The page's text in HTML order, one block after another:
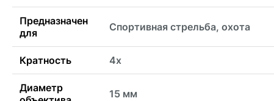
Предназначен
для
Спортивная стрельба, охота
Кратность 4x
Диаметр
15 мм